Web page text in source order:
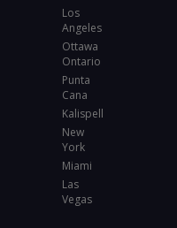
Los
Angeles
Ottawa
Ontario
Punta
Cana
Kalispell
New
York
Miami
Las
Vegas